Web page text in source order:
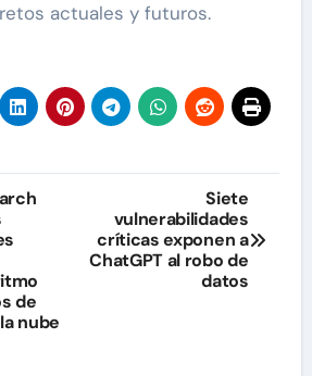
actuales y futuros.
de
nube
Siete
vulnerabilidades
críticas exponen a
ChatGPT al robo de
datos